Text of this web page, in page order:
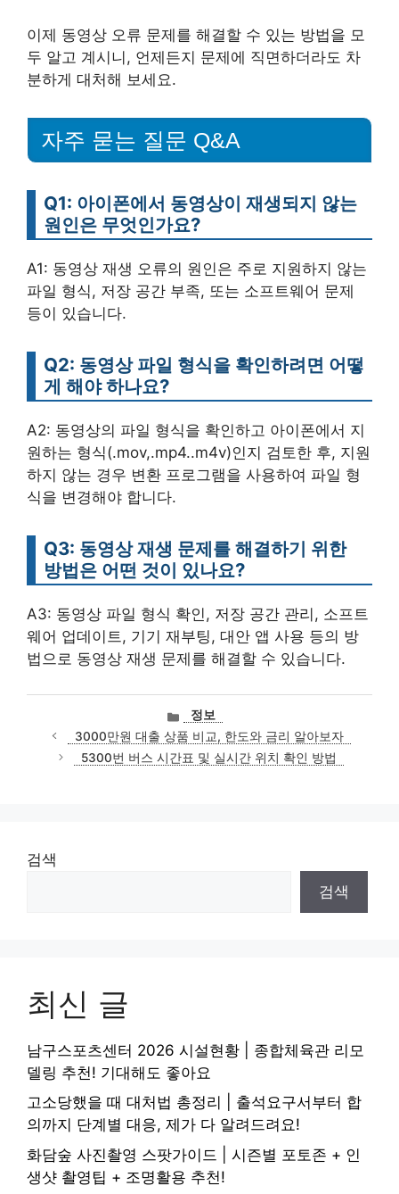
이제 동영상 오류 문제를 해결할 수 있는 방법을 모
두 알고 계시니, 언제든지 문제에 직면하더라도 차
분하게 대처해 보세요.
자주 묻는 질문 Q&A
Q1: 아이폰에서 동영상이 재생되지 않는
원인은 무엇인가요?
A1: 동영상 재생 오류의 원인은 주로 지원하지 않는
파일 형식, 저장 공간 부족, 또는 소프트웨어 문제
등이 있습니다.
Q2: 동영상 파일 형식을 확인하려면 어떻
게 해야 하나요?
A2: 동영상의 파일 형식을 확인하고 아이폰에서 지
원하는 형식(.mov,.mp4..m4v)인지 검토한 후, 지원
하지 않는 경우 변환 프로그램을 사용하여 파일 형
식을 변경해야 합니다.
Q3: 동영상 재생 문제를 해결하기 위한
방법은 어떤 것이 있나요?
A3: 동영상 파일 형식 확인, 저장 공간 관리, 소프트
웨어 업데이트, 기기 재부팅, 대안 앱 사용 등의 방
법으로 동영상 재생 문제를 해결할 수 있습니다.
카
테
고
리
정보
3000만원 대출 상품 비교, 한도와 금리 알아보자
5300번 버스 시간표 및 실시간 위치 확인 방법
검색
검색
최신 글
남구스포츠센터 2026 시설현황 | 종합체육관 리모
델링 추천! 기대해도 좋아요
고소당했을 때 대처법 총정리 | 출석요구서부터 합
의까지 단계별 대응, 제가 다 알려드려요!
화담숲 사진촬영 스팟가이드 | 시즌별 포토존 + 인
생샷 촬영팁 + 조명활용 추천!